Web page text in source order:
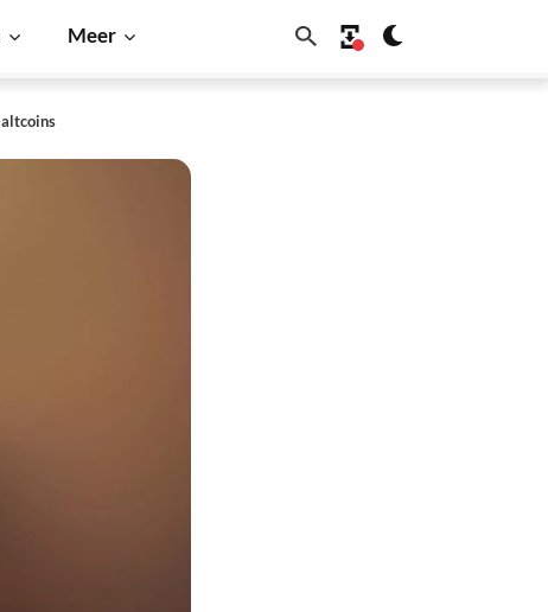
Meer